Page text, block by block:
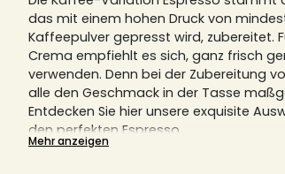
das mit einem hohen Druck von
Kaffeepulver gepresst wird, zubereitet.
Crema empfiehlt es sich, ganz frisch
verwenden. Denn bei der Zubereitung
alle den Geschmack in der Tasse
Entdecken Sie hier unsere exquisite
den perfekten Espresso.
Mehr anzeigen